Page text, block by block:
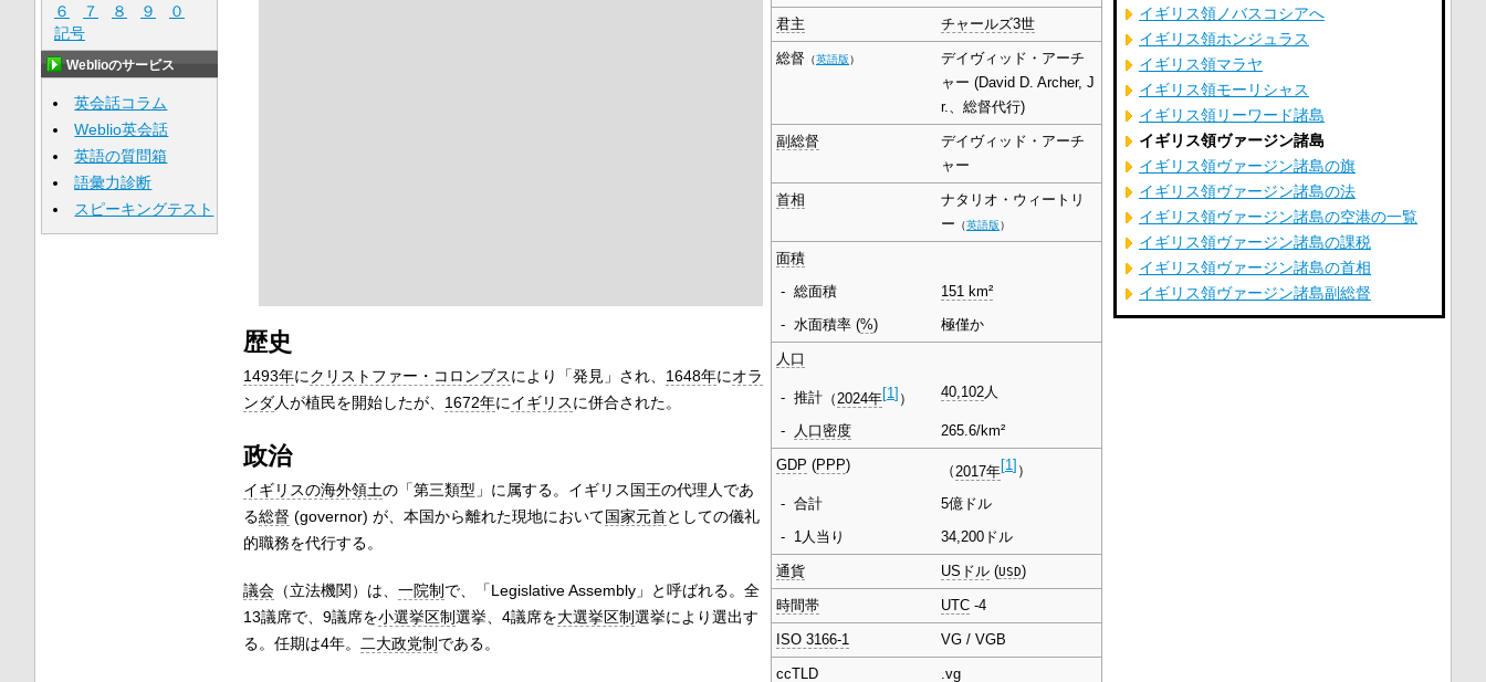
君主 チャールズ3世
総督 （英語版）
デイヴィッド・アーチ
ャー (David D. Archer, J
r.、総督代行)
副総督
デイヴィッド・アーチ
ャー
首相
ナタリオ・ウィートリ
ー （英語版）
面積
- 総面積
151 km²
- 水面積率 (%) 極僅か
人口
- 推計 （ 2024年[1] ） 40,102人
- 人口密度 265.6/km²
GDP (PPP) （ 2017年[1] ）
- 合計
5億ドル
- 1人当り 34,200ドル
通貨 USドル (USD)
時間帯 UTC -4
ISO 3166-1 VG / VGB
ccTLD .vg
歴史
1493年にクリストファー・コロンブスにより「発見」され、 1648年にオラ
ンダ人が植民を開始したが、 1672年にイギリスに併合された。
政治
イギリスの海外領土の「第三類型」に属する。イギリス国王の代理人であ
る総督 (governor) が、本国から離れた現地において国家元首としての儀礼
的職務を代行する。
議会（立法機関）は、 一院制 で、「Legislative Assembly」と呼ばれる。全
13議席で、9議席を小選挙区制選挙、4議席を大選挙区制選挙により選出す
る。任期は4年。
二大政党制 である。
６
７ ８ ９
０
記号
Weblioのサービス
英会話コラム
Weblio英会話
英語の質問箱
語彙力診断
スピーキングテスト
イギリス領ノバスコシアへ
イギリス領ホンジュラス
イギリス領マラヤ
イギリス領モーリシャス
イギリス領リーワード諸島
イギリス領ヴァージン諸島
イギリス領ヴァージン諸島の旗
イギリス領ヴァージン諸島の法
イギリス領ヴァージン諸島の空港の一覧
イギリス領ヴァージン諸島の課税
イギリス領ヴァージン諸島の首相
イギリス領ヴァージン諸島副総督